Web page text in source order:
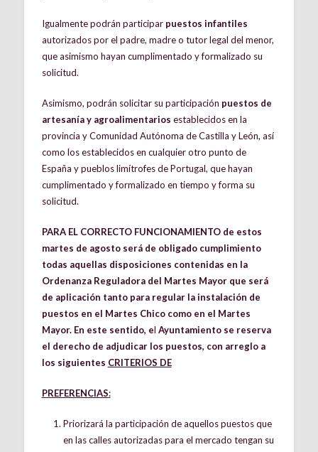
Igualmente podrán participar puestos infantiles
autorizados por el padre, madre o tutor legal del menor,
que asimismo hayan cumplimentado y formalizado su
solicitud.
Asimismo, podrán solicitar su participación puestos de
artesanía y agroalimentarios establecidos en la
provincia y Comunidad Autónoma de Castilla y León, así
como los establecidos en cualquier otro punto de
España y pueblos limítrofes de Portugal, que hayan
cumplimentado y formalizado en tiempo y forma su
solicitud.
PARA EL CORRECTO FUNCIONAMIENTO de estos
martes de agosto será de obligado cumplimiento
todas aquellas disposiciones contenidas en la
Ordenanza Reguladora del Martes Mayor que será
de aplicación tanto para regular la instalación de
puestos en el Martes Chico como en el Martes
Mayor. En este sentido, el Ayuntamiento se reserva
el derecho de adjudicar los puestos, con arreglo a
los siguientes CRITERIOS DE
PREFERENCIAS:
Priorizará la participación de aquellos puestos que
en las calles autorizadas para el mercado tengan su